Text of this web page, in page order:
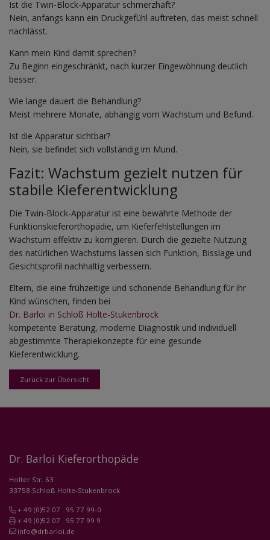
Zurück zur Übersicht
Ist die Twin-Block-Apparatur schmerzhaft?
Nein, anfangs kann ein Druckgefühl auftreten, das meist schnell
nachlässt.
Kann mein Kind damit sprechen?
Zu Beginn eingeschränkt, nach kurzer Eingewöhnung deutlich
besser.
Wie lange dauert die Behandlung?
Meist mehrere Monate, abhängig vom Wachstum und Befund.
Ist die Apparatur sichtbar?
Nein, sie befindet sich vollständig im Mund.
Fazit: Wachstum gezielt nutzen für
stabile Kieferentwicklung
Die Twin-Block-Apparatur ist eine bewährte Methode der
Funktionskieferorthopädie, um Kieferfehlstellungen im
Wachstum effektiv zu korrigieren. Durch die gezielte Nutzung
des natürlichen Wachstums lassen sich Funktion, Bisslage und
Gesichtsprofil nachhaltig verbessern.
Eltern, die eine frühzeitige und schonende Behandlung für ihr
Kind wünschen, finden bei
Dr. Barloi in Schloß Holte-Stukenbrock
kompetente Beratung, moderne Diagnostik und individuell
abgestimmte Therapiekonzepte für eine gesunde
Kieferentwicklung.
Dr. Barloi Kieferorthopäde
Holter Str. 63
33758 Schloß Holte-Stukenbrock
+ 49 (0)52 07 . 95 77 99-0
+ 49 (0)52 07 . 95 77 99 9
info@drbarloi.de